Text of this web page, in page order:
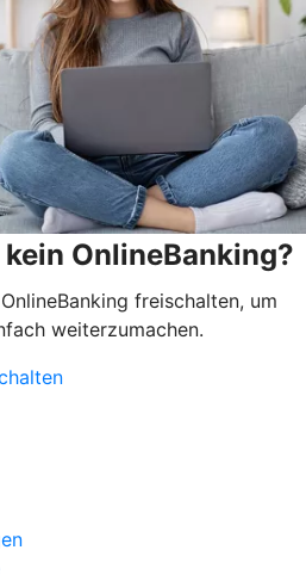
OnlineBanking?
freischalten, um
weiterzumachen.